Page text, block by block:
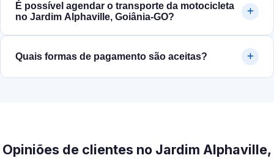
É possível agendar o transporte da motocicleta
no Jardim Alphaville, Goiânia‑GO?
Quais formas de pagamento são aceitas?
Opiniões de clientes no Jardim Alphaville,